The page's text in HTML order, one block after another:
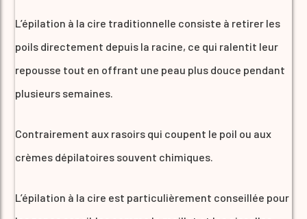
L’épilation à la cire traditionnelle consiste à retirer les
poils directement depuis la racine, ce qui ralentit leur
repousse tout en offrant une peau plus douce pendant
plusieurs semaines.
Contrairement aux rasoirs qui coupent le poil ou aux
crèmes dépilatoires souvent chimiques.
L’épilation à la cire est particulièrement conseillée pour